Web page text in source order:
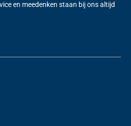
en meedenken staan bij ons altijd